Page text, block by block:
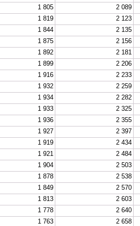
1 805 2 089
1 819 2 123
1 844 2 135
1 875 2 156
1 892 2 181
1 899 2 206
1 916 2 233
1 932 2 259
1 934 2 282
1 933 2 325
1 936 2 355
1 927 2 397
1 919 2 434
1 921 2 484
1 904 2 503
1 878 2 538
1 849 2 570
1 813 2 603
1 778 2 640
1 763 2 658